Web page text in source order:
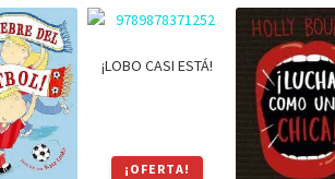
¡LOBO CASI ESTÁ!
¡OFERTA!